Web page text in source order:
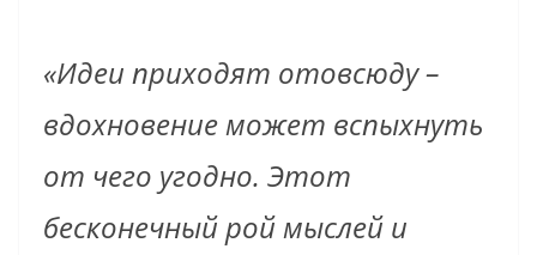
«Идеи приходят отовсюду –
вдохновение может вспыхнуть
от чего угодно. Этот
бесконечный рой мыслей и